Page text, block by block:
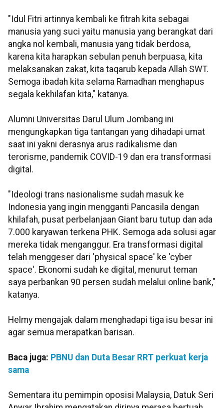
"Idul Fitri artinnya kembali ke fitrah kita sebagai
manusia yang suci yaitu manusia yang berangkat dari
angka nol kembali, manusia yang tidak berdosa,
karena kita harapkan sebulan penuh berpuasa, kita
melaksanakan zakat, kita taqarub kepada Allah SWT.
Semoga ibadah kita selama Ramadhan menghapus
segala kekhilafan kita," katanya.
Alumni Universitas Darul Ulum Jombang ini
mengungkapkan tiga tantangan yang dihadapi umat
saat ini yakni derasnya arus radikalisme dan
terorisme, pandemik COVID-19 dan era transformasi
digital.
"Ideologi trans nasionalisme sudah masuk ke
Indonesia yang ingin mengganti Pancasila dengan
khilafah, pusat perbelanjaan Giant baru tutup dan ada
7.000 karyawan terkena PHK. Semoga ada solusi agar
mereka tidak menganggur. Era transformasi digital
telah menggeser dari 'physical space' ke 'cyber
space'. Ekonomi sudah ke digital, menurut teman
saya perbankan 90 persen sudah melalui online bank,"
katanya.
Helmy mengajak dalam menghadapi tiga isu besar ini
agar semua merapatkan barisan.
Baca juga: PBNU dan Duta Besar RRT perkuat kerja
sama
Sementara itu pemimpin oposisi Malaysia, Datuk Seri